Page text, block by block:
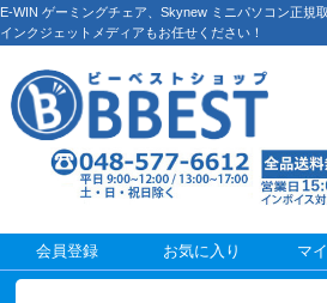
E-WIN ゲーミングチェア、Skynew ミニパソコン正規
インクジェットメディアもお任せください！
会員登録 お気に入り マ